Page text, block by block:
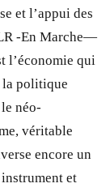
et l’appui des
-En Marche—
l’économie qui
politique
néo-
véritable
encore un
et